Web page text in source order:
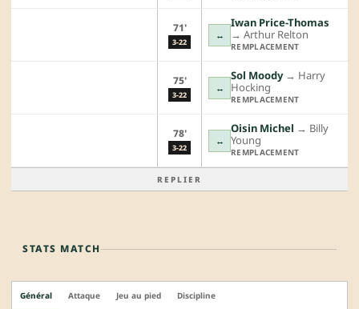
71'
3-22
↔
Iwan Price-Thomas
→︎ Arthur Relton
REMPLACEMENT
75'
3-22
↔
Sol Moody→︎ Harry
Hocking
REMPLACEMENT
78'
3-22
↔
Oisin Michel →︎ Billy
Young
REMPLACEMENT
REPLIER
STATS MATCH
Général Attaque Jeu au pied Discipline